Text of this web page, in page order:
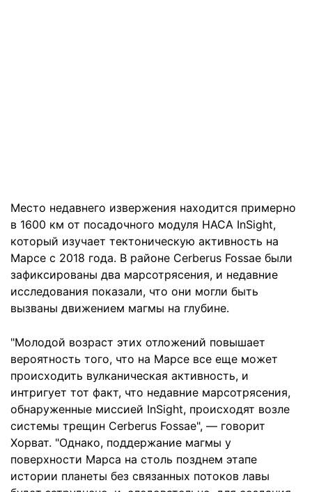
Место недавнего извержения находится примерно
в 1600 км от посадочного модуля НАСА InSight,
который изучает тектоническую активность на
Марсе с 2018 года. В районе Cerberus Fossae были
зафиксированы два марсотрясения, и недавние
исследования показали, что они могли быть
вызваны движением магмы на глубине.
"Молодой возраст этих отложений повышает
вероятность того, что на Марсе все еще может
происходить вулканическая активность, и
интригует тот факт, что недавние марсотрясения,
обнаруженные миссией InSight, происходят возле
системы трещин Cerberus Fossae", — говорит
Хорват. "Однако, поддержание магмы у
поверхности Марса на столь позднем этапе
истории планеты без связанных потоков лавы